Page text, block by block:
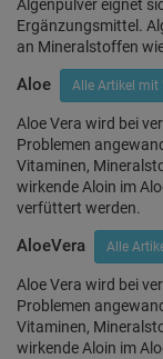
Algenpulver eignet
Ergänzungsmittel.
an Mineralstoffen
Aloe Alle Artikel mit
Aloe Vera wird bei
Problemen
Vitaminen,
wirkende Aloin im
verfüttert werden.
AloeVera Alle
Aloe Vera wird bei
Problemen
Vitaminen,
wirkende Aloin im